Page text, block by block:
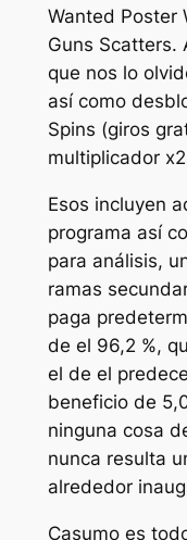
Wanted Poster
Guns Scatters.
que nos lo
así­ como
Spins (giros
multiplicador
Esos incluyen
programa así­
para análisis,
ramas
paga
de el 96,2 %,
el de el
beneficio de
ninguna cosa
nunca resulta
alrededor
Casumo es